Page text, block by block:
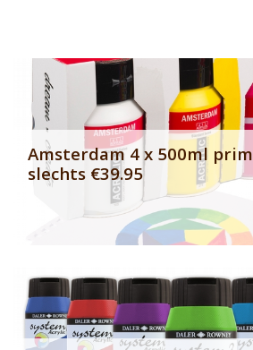
Banner row 2
Amsterdam 4 x 500ml primair set nu
slechts €39.95